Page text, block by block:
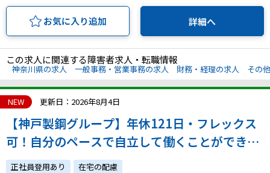
お気に入り追加 詳細へ
この求人に関連する障害者求人・転職情報
神奈川県の求人 一般事務・営業事務の求人 財務・経理の求人 その
NEW 更新日：2026年8月4日
【神戸製鋼グループ】年休121日・フレックス
可！自分のペースで自立して働くことができる
環境です◎
正社員登用あり 在宅の配慮